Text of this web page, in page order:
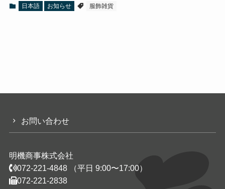
日本語 お知らせ 服飾雑貨
お問い合わせ
明機商事株式会社
072-221-4848（平日 9:00〜17:00）
072-221-2838